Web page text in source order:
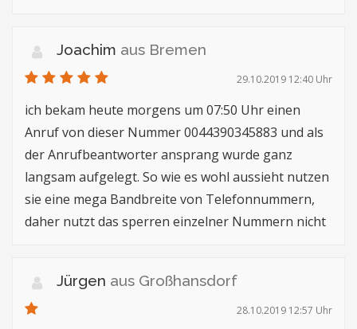
Joachim aus Bremen
29.10.2019 12:40 Uhr
ich bekam heute morgens um 07:50 Uhr einen
Anruf von dieser Nummer 0044390345883 und als
der Anrufbeantworter ansprang wurde ganz
langsam aufgelegt. So wie es wohl aussieht nutzen
sie eine mega Bandbreite von Telefonnummern,
daher nutzt das sperren einzelner Nummern nicht
Jürgen aus Großhansdorf
28.10.2019 12:57 Uhr